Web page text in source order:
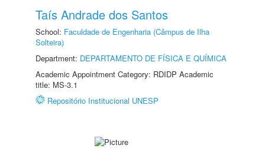
Taís Andrade dos Santos
School: Faculdade de Engenharia (Câmpus de Ilha
Solteira)
Department: DEPARTAMENTO DE FÍSICA E QUÍMICA
Academic Appointment Category: RDIDP Academic
title: MS-3.1
Repositório Institucional UNESP